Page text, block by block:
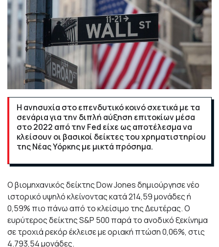
Η ανησυχία στο επενδυτικό κοινό σχετικά με τα
σενάρια για την διπλή αύξηση επιτοκίων μέσα
στο 2022 από την Fed είχε ως αποτέλεσμα να
κλείσουν οι βασικοί δείκτες του χρηματιστηρίου
της Νέας Υόρκης με μικτά πρόσημα.
Ο βιομηχανικός δείκτης Dow Jones δημιούργησε νέο
ιστορικό υψηλό κλείνοντας κατά 214,59 μονάδες ή
0,59% πιο πάνω από το κλείσιμο της Δευτέρας. Ο
ευρύτερος δείκτης S&P 500 παρά το ανοδικό ξεκίνημα
σε τροχιά ρεκόρ έκλεισε με οριακή πτώση 0,06%, στις
4.793,54 μονάδες.